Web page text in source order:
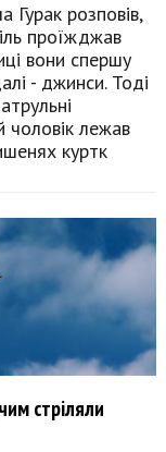
Гурак розповів,
проїжджав
вони спершу
- джинси. Тоді
лежав
куртк
стріляли